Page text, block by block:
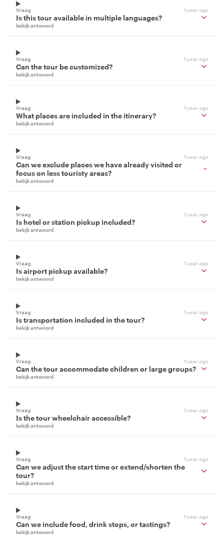
Vraag 1 year ago
Is this tour available in multiple languages?
bekijk antwoord
Vraag 1 year ago
Can the tour be customized?
bekijk antwoord
Vraag 1 year ago
What places are included in the itinerary?
bekijk antwoord
Vraag 1 year ago
Can we exclude places we have already visited or
focus on less touristy areas?
bekijk antwoord
Vraag 1 year ago
Is hotel or station pickup included?
bekijk antwoord
Vraag 1 year ago
Is airport pickup available?
bekijk antwoord
Vraag 1 year ago
Is transportation included in the tour?
bekijk antwoord
Vraag 1 year ago
Can the tour accommodate children or large groups?
bekijk antwoord
Vraag 1 year ago
Is the tour wheelchair accessible?
bekijk antwoord
Vraag 1 year ago
Can we adjust the start time or extend/shorten the
tour?
bekijk antwoord
Vraag 1 year ago
Can we include food, drink stops, or tastings?
bekijk antwoord